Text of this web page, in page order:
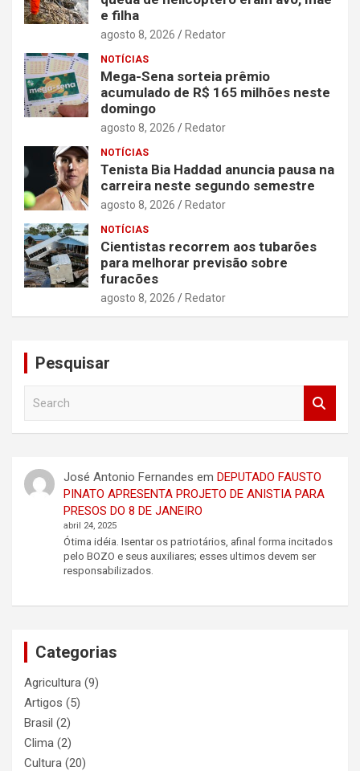
e filha
agosto 8, 2026 Redator
NOTÍCIAS
Mega-Sena sorteia prêmio
acumulado de R$ 165 milhões neste
domingo
agosto 8, 2026 Redator
NOTÍCIAS
Tenista Bia Haddad anuncia pausa na
carreira neste segundo semestre
agosto 8, 2026 Redator
NOTÍCIAS
Cientistas recorrem aos tubarões
para melhorar previsão sobre
furacões
agosto 8, 2026 Redator
Pesquisar
h
José Antonio Fernandes em DEPUTADO FAUSTO
PINATO APRESENTA PROJETO DE ANISTIA PARA
PRESOS DO 8 DE JANEIRO
abril 24, 2025
Ótima idéia. Isentar os patriotários, afinal forma incitados
pelo BOZO e seus auxiliares; esses ultimos devem ser
responsabilizados.
Categorias
Agricultura (9)
Artigos (5)
Brasil (2)
Clima (2)
Cultura (20)